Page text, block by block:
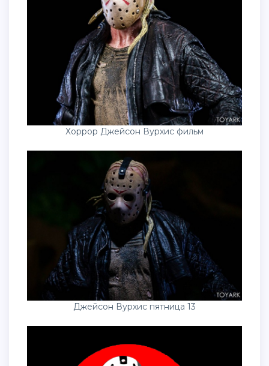
Хоррор Джейсон Вурхис фильм
Джейсон Вурхис пятница 13